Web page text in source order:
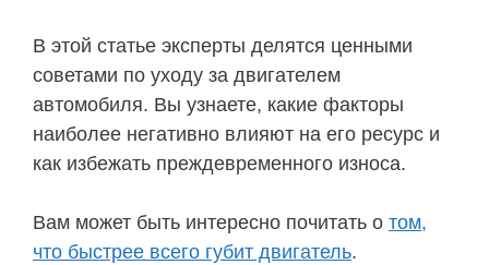
В этой статье эксперты делятся ценными
советами по уходу за двигателем
автомобиля. Вы узнаете, какие факторы
наиболее негативно влияют на его ресурс и
как избежать преждевременного износа.
Вам может быть интересно почитать о том,
что быстрее всего губит двигатель.